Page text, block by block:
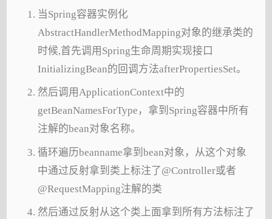
当Spring容器实例化
AbstractHandlerMethodMapping对象的继承类的
时候,首先调用Spring生命周期实现接口
InitializingBean的回调方法afterPropertiesSet。
然后调用ApplicationContext中的
getBeanNamesForType，拿到Spring容器中所有
注解的bean对象名称。
循环遍历beanname拿到bean对象，从这个对象
中通过反射拿到类上标注了@Controller或者
@RequestMapping注解的类
然后通过反射从这个类上面拿到所有方法标注了